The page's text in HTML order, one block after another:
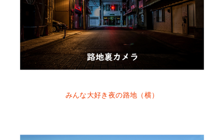
みんな大好き夜の路地（横）